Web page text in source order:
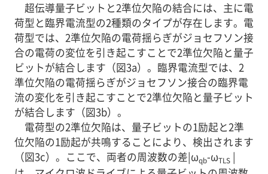
超伝導量子ビットと2準位欠陥の結合には、主に電
荷型と臨界電流型の2種類のタイプが存在します。電
荷型では、2準位欠陥の電荷揺らぎがジョセフソン接
合の電荷の変位を引き起こすことで2準位欠陥と量子
ビットが結合します（図3a）。臨界電流型では、2
準位欠陥の電荷揺らぎがジョセフソン接合の臨界電
流の変化を引き起こすことで2準位欠陥と量子ビット
が結合します（図3b）。
電荷型の2準位欠陥は、量子ビットの1励起と2準
位欠陥の1励起が共鳴することにより、検出されます
（図3c）。ここで、両者の周波数の差|ωqb-ωTLS |